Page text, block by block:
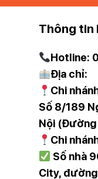
Tích hợp
Dùng
Có khả
Thông tin
Hotline:
Địa chỉ:
Chi
Số 8/189
Nội (Đường
Chi
Số nhà
City,